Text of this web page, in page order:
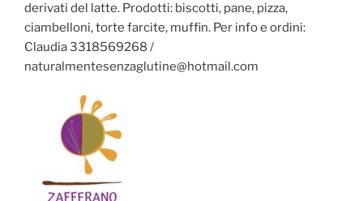
derivati del latte. Prodotti: biscotti, pane, pizza,
ciambelloni, torte farcite, muffin. Per info e ordini:
Claudia 3318569268 /
naturalmentesenzaglutine@hotmail.com